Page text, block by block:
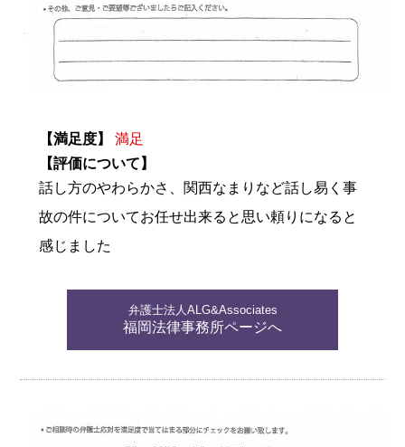
【満足度】
満足
【評価について】
話し方のやわらかさ、関西なまりなど話し易く事
故の件についてお任せ出来ると思い頼りになると
感じました
弁護士法人ALG&Associates
福岡法律事務所ページへ